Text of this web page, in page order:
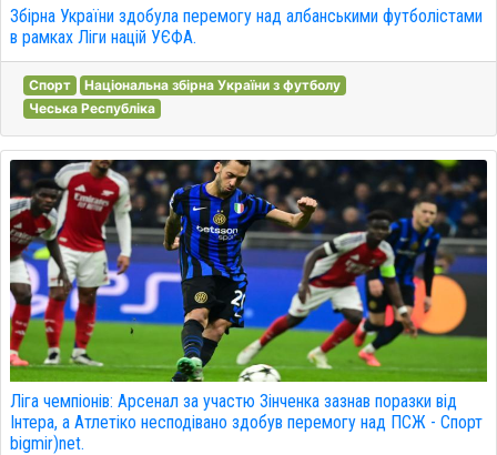
Збірна України здобула перемогу над албанськими футболістами
в рамках Ліги націй УЄФА.
Спорт
Національна збірна України з футболу
Чеська Республіка
Ліга чемпіонів: Арсенал за участю Зінченка зазнав поразки від
Інтера, а Атлетіко несподівано здобув перемогу над ПСЖ - Спорт
bigmir)net.